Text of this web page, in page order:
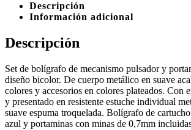
Descripción
Información adicional
Descripción
Set de bolígrafo de mecanismo pulsador y
diseño bicolor. De cuerpo metálico en suave
colores y accesorios en colores plateados. Con
y presentado en resistente estuche individual
suave espuma troquelada. Bolígrafo de
azul y portaminas con minas de 0,7mm